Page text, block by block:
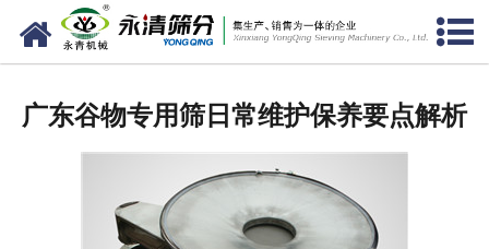
网站首页
产品中心
广东谷物专用筛日常维护保养要点解析